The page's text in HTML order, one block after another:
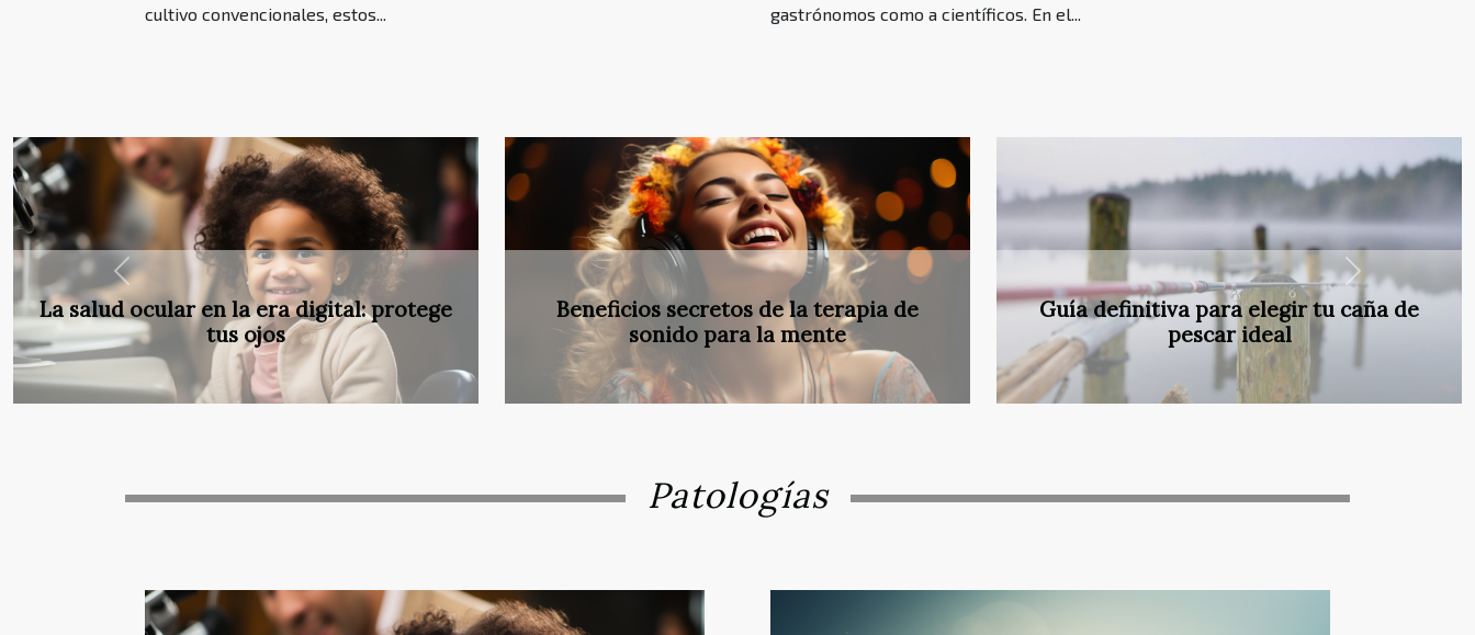
cultivo convencionales, estos...
gastrónomos como a científicos. En el...
Enzimas digestivas, aliados
subestimados para la salud
Guía definitiva para seleccionar aceites
de cannabidiol en México
El secreto nutricional de los alimentos
fermentados
Previous Next
Patologías